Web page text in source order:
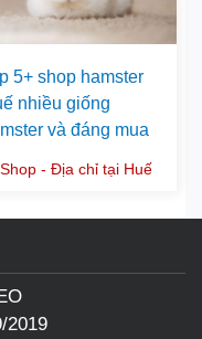
5+ shop hamster
nhiều giống
và đáng mua
Shop - Địa chỉ tại Huế
2019